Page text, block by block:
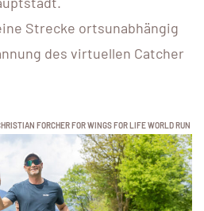
Strecke ortsunabhängig
des virtuellen Catcher
FORCHER FOR WINGS FOR LIFE WORLD RUN